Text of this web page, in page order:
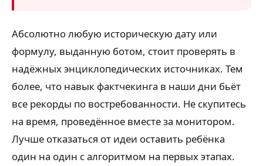
Абсолютно любую историческую дату или
формулу, выданную ботом, стоит проверять в
надёжных энциклопедических источниках. Тем
более, что навык фактчекинга в наши дни бьёт
все рекорды по востребованности. Не скупитесь
на время, проведённое вместе за монитором.
Лучше отказаться от идеи оставить ребёнка
один на один с алгоритмом на первых этапах.